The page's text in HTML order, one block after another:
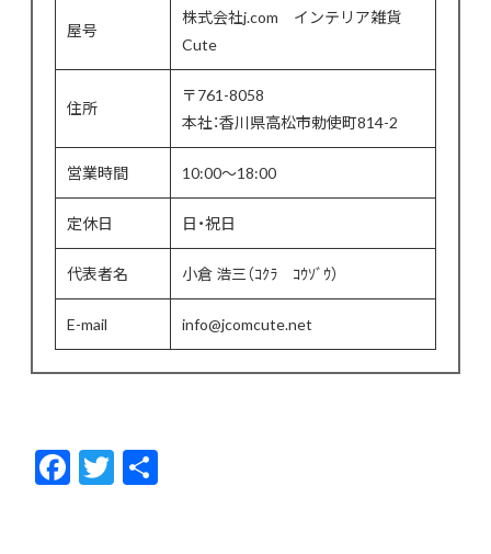
屋号
株式会社j.com インテリア雑貨
Cute
住所
〒761-8058
本社：香川県高松市勅使町814-2
営業時間 10:00〜18:00
定休日 日・祝日
代表者名 小倉 浩三（ｺｸﾗ ｺｳｿﾞｳ）
E-mail info@jcomcute.net
F
ac
T
w